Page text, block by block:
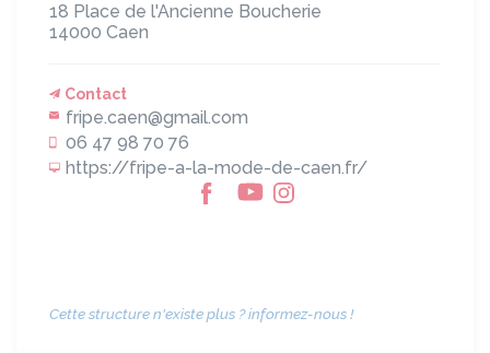
18 Place de l'Ancienne Boucherie
14000 Caen
Contact
fripe.caen@gmail.com
06 47 98 70 76
https://fripe-a-la-mode-de-caen.fr/
Cette structure n'existe plus ? informez-nous !